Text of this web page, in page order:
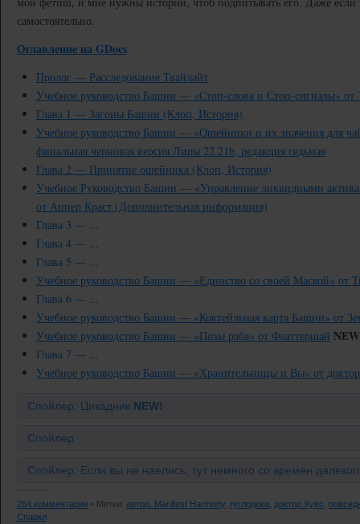
самостоятельно.
Оглавление на GDocs
Пролог — Расследование Твайлайт
Учебное руководство Башни — «Стоп-слова и Стоп-сигналы» от
Глава 1 — Загоны Башни (Клоп, История)
Учебное руководство Башни — «Ошейники и их значения для
финальная черновая версия Лиры 22.21b, редакция седьмая
Глава 2 — Принятие ошейника (Клоп, История)
Учебное Руководство Башни — «Управление ликвидными
от Аппер Краст (Дополнительная информация)
Глава 3 — ...
Глава 4 — ...
Глава 5 — ...
Учебное руководство Башни — «Единство со своей Маской» от
Глава 6 — ...
Учебное руководство Башни — «Коктейльная карта Башни» от
Учебное руководство Башни — «Позы раба» от Флаттершай
Глава 7 — ...
Учебное руководство Башни — «Хранительницы и Вы» от
Спойлер: Цикадник NEW!
Спойлер
Спойлер: Если вы не наелись, тут немного со времен
264 комментария • Метки: автор: Manifest Harmony гуглодоки доктор Хувс
Спаркл